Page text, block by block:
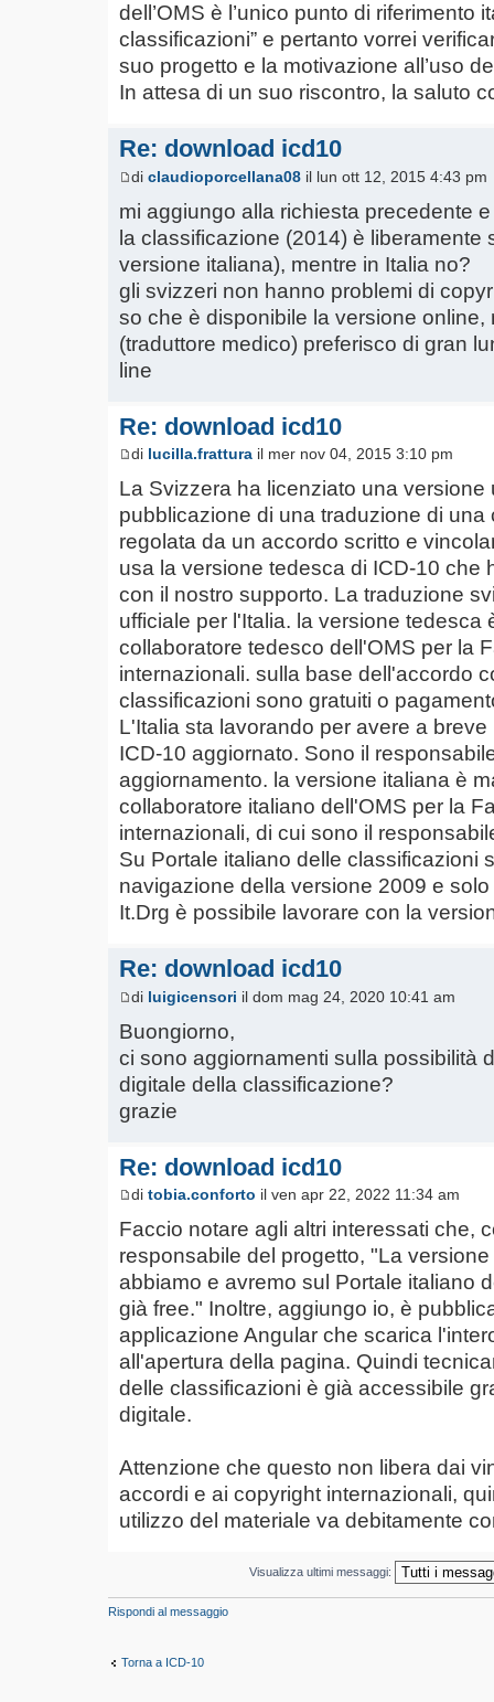
dell’OMS è l’unico punto di riferimento
classificazioni” e pertanto vorrei
suo progetto e la motivazione all’uso
In attesa di un suo riscontro, la saluto
Re: download icd10
di claudioporcellana08 il lun ott 12, 2015 4:43 pm
mi aggiungo alla richiesta precedente
la classificazione (2014) è liberamente
versione italiana), mentre in Italia no?
gli svizzeri non hanno problemi di
so che è disponibile la versione online,
(traduttore medico) preferisco di gran
line
Re: download icd10
di lucilla.frattura il mer nov 04, 2015 3:10 pm
La Svizzera ha licenziato una versione
pubblicazione di una traduzione di una
regolata da un accordo scritto e
usa la versione tedesca di ICD-10 che
con il nostro supporto. La traduzione
ufficiale per l'Italia. la versione tedesca
collaboratore tedesco dell'OMS per la
internazionali. sulla base dell'accordo
classificazioni sono gratuiti o
L'Italia sta lavorando per avere a
ICD-10 aggiornato. Sono il
aggiornamento. la versione italiana è
collaboratore italiano dell'OMS per la
internazionali, di cui sono il
Su Portale italiano delle classificazioni
navigazione della versione 2009 e
It.Drg è possibile lavorare con la
Re: download icd10
di luigicensori il dom mag 24, 2020 10:41 am
Buongiorno,
ci sono aggiornamenti sulla possibilità
digitale della classificazione?
grazie
Re: download icd10
di tobia.conforto il ven apr 22, 2022 11:34 am
Faccio notare agli altri interessati che,
responsabile del progetto, "La
abbiamo e avremo sul Portale italiano
già free." Inoltre, aggiungo io, è
applicazione Angular che scarica
all'apertura della pagina. Quindi
delle classificazioni è già accessibile
digitale.
Attenzione che questo non libera dai
accordi e ai copyright internazionali,
utilizzo del materiale va debitamente
Visualizza ultimi messaggi:
Rispondi al messaggio
Torna a ICD-10